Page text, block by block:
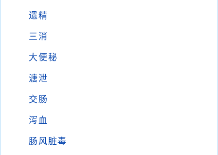
遗精
三消
大便秘
溏泄
交肠
泻血
肠风脏毒